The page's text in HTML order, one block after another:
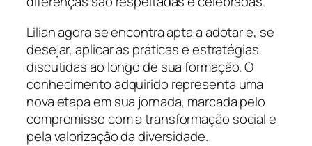
Lilian agora se encontra apta a adotar e, se
desejar, aplicar as práticas e estratégias
discutidas ao longo de sua formação. O
conhecimento adquirido representa uma
nova etapa em sua jornada, marcada pelo
compromisso com a transformação social e
pela valorização da diversidade.